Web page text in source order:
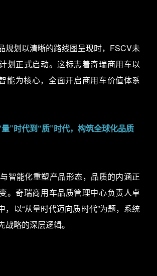
划以清晰的路线图呈现时，FSCV未
划正式启动。这标志着奇瑞商用车以
能为核心，全面开启商用车价值体系
”时代到“质”时代，构筑全球化品质
能化重塑产品形态，品质的内涵正
。奇瑞商用车品质管理中心负责人卓
，以“从量时代迈向质时代”为题，系统
战略的深层逻辑。